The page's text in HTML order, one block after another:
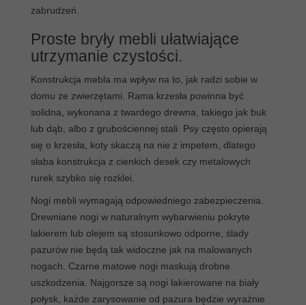
zabrudzeń.
Proste bryły mebli ułatwiające
utrzymanie czystości.
Konstrukcja mebla ma wpływ na to, jak radzi sobie w
domu ze zwierzętami. Rama krzesła powinna być
solidna, wykonana z twardego drewna, takiego jak buk
lub dąb, albo z grubościennej stali. Psy często opierają
się o krzesła, koty skaczą na nie z impetem, dlatego
słaba konstrukcja z cienkich desek czy metalowych
rurek szybko się rozklei.
Nogi mebli wymagają odpowiedniego zabezpieczenia.
Drewniane nogi w naturalnym wybarwieniu pokryte
lakierem lub olejem są stosunkowo odporne, ślady
pazurów nie będą tak widoczne jak na malowanych
nogach. Czarne matowe nogi maskują drobne
uszkodzenia. Najgorsze są nogi lakierowane na biały
połysk, każde zarysowanie od pazura będzie wyraźnie